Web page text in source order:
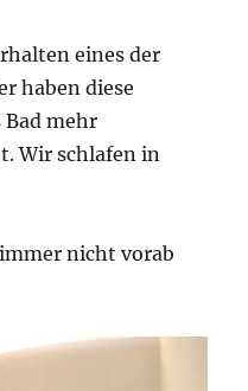
eines der
haben diese
Bad mehr
Wir schlafen in
nicht vorab